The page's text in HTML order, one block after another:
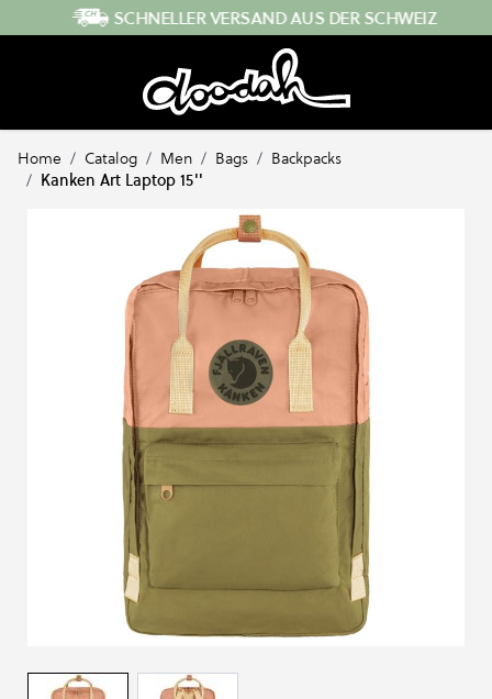
Direkt zum InhaltSCHNELLER VERSAND AUS DER SCHWEIZ
Home / Catalog / Men / Bags / Backpacks
/ Kanken Art Laptop 15''